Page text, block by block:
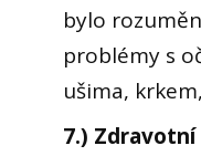
bylo
problémy s
ušima,
7.)